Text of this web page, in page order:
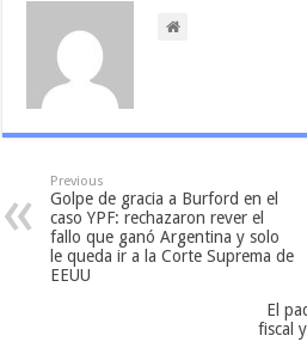
Previous
Golpe de gracia a Burford en el
caso YPF: rechazaron rever el
fallo que ganó Argentina y solo
le queda ir a la Corte Suprema de
EEUU
El
fiscal